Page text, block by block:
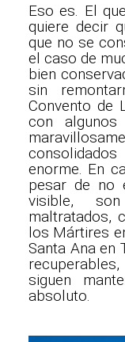
Eso es. El
quiere decir
que no se
el caso de
bien
sin
Convento de
con
enorme. En
pesar de no
visible,
maltratados,
los Mártires
Santa Ana en
siguen
absoluto.